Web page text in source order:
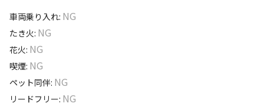
車両乗り入れ: NG
たき火: NG
花火: NG
喫煙: NG
ペット同伴: NG
リードフリー: NG
オープンは平成29年4月1日でした。